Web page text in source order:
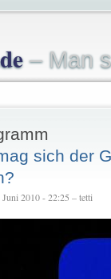
– Man
sich der
2010 - 22:25 – tetti